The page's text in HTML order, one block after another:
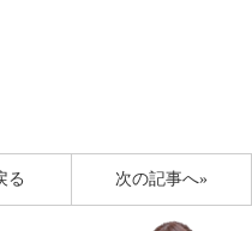
次の記事へ»
る